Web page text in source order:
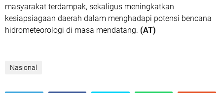
masyarakat terdampak, sekaligus meningkatkan
kesiapsiagaan daerah dalam menghadapi potensi bencana
hidrometeorologi di masa mendatang. (AT)
Nasional